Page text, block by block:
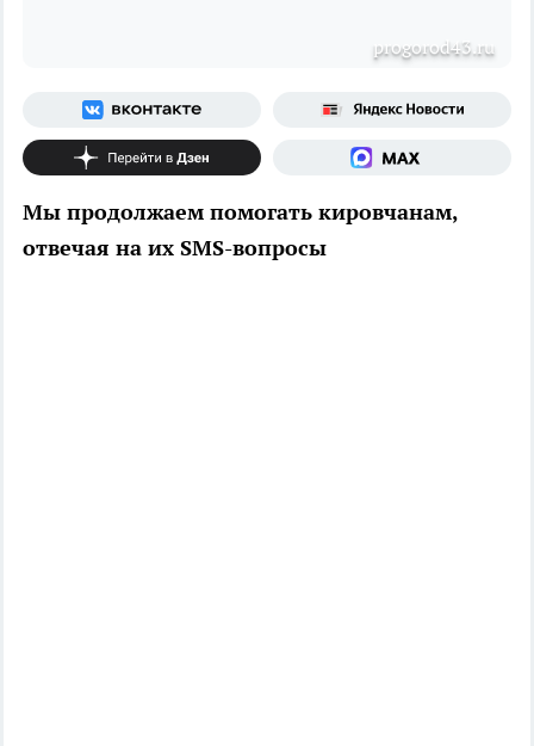
progorod43.ru
Мы продолжаем помогать кировчанам,
отвечая на их SMS-вопросы